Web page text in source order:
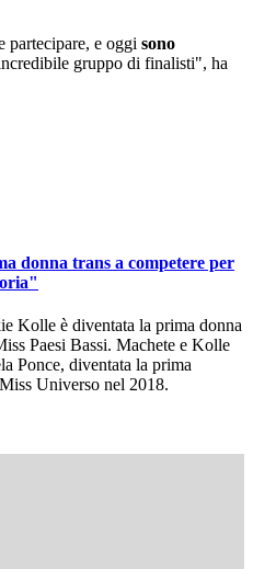
partecipare, e oggi sono
gruppo di finalisti", ha
donna trans a competere per
Kolle è diventata la prima donna
Paesi Bassi. Machete e Kolle
Ponce, diventata la prima
Universo nel 2018.